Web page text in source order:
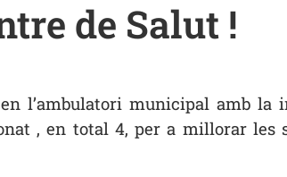
de Salut !
l’ambulatori municipal amb la
, en total 4, per a millorar les